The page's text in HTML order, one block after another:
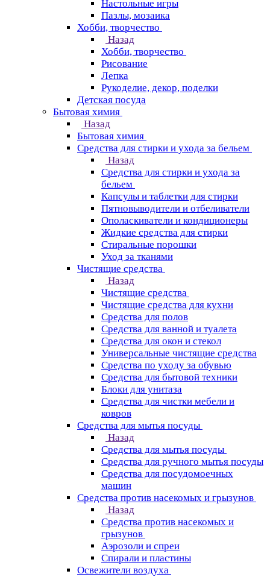
Настольные игры
Пазлы, мозаика
Хобби, творчество
Назад
Хобби, творчество
Рисование
Лепка
Рукоделие, декор, поделки
Детская посуда
Бытовая химия
Назад
Бытовая химия
Средства для стирки и ухода за бельем
Назад
Средства для стирки и ухода за
бельем
Капсулы и таблетки для стирки
Пятновыводители и отбеливатели
Ополаскиватели и кондиционеры
Жидкие средства для стирки
Стиральные порошки
Уход за тканями
Чистящие средства
Назад
Чистящие средства
Чистящие средства для кухни
Средства для полов
Средства для ванной и туалета
Средства для окон и стекол
Универсальные чистящие средства
Средства по уходу за обувью
Средства для бытовой техники
Блоки для унитаза
Средства для чистки мебели и
ковров
Средства для мытья посуды
Назад
Средства для мытья посуды
Средства для ручного мытья посуды
Средства для посудомоечных
машин
Средства против насекомых и грызунов
Назад
Средства против насекомых и
грызунов
Аэрозоли и спреи
Спирали и пластины
Освежители воздуха